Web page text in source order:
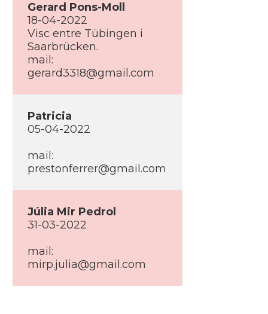
Gerard Pons-Moll
18-04-2022
Visc entre Tübingen i
Saarbrücken.
mail:
gerard3318@gmail.com
Patricia
05-04-2022
mail:
prestonferrer@gmail.com
Júlia Mir Pedrol
31-03-2022
mail:
mirp.julia@gmail.com